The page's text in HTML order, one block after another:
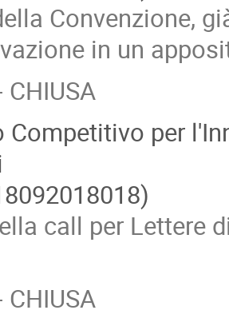
Convenzione,
in un
CHIUSA
Competitivo per
call per Lettere
CHIUSA